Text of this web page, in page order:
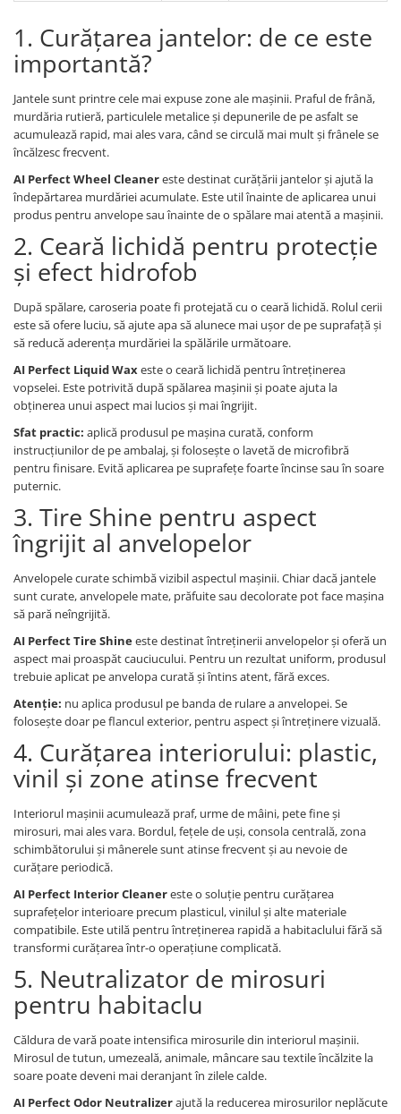
1. Curățarea jantelor: de ce este
importantă?
Jantele sunt printre cele mai expuse zone ale mașinii. Praful de frână,
murdăria rutieră, particulele metalice și depunerile de pe asfalt se
acumulează rapid, mai ales vara, când se circulă mai mult și frânele se
încălzesc frecvent.
AI Perfect Wheel Cleanereste destinat curățării jantelor și ajută la
îndepărtarea murdăriei acumulate. Este util înainte de aplicarea unui
produs pentru anvelope sau înainte de o spălare mai atentă a mașinii.
2. Ceară lichidă pentru protecție
și efect hidrofob
După spălare, caroseria poate fi protejată cu o ceară lichidă. Rolul cerii
este să ofere luciu, să ajute apa să alunece mai ușor de pe suprafață și
să reducă aderența murdăriei la spălările următoare.
AI Perfect Liquid Waxeste o ceară lichidă pentru întreținerea
vopselei. Este potrivită după spălarea mașinii și poate ajuta la
obținerea unui aspect mai lucios și mai îngrijit.
Sfat practic: aplică produsul pe mașina curată, conform
instrucțiunilor de pe ambalaj, și folosește o lavetă de microfibră
pentru finisare. Evită aplicarea pe suprafețe foarte încinse sau în soare
puternic.
3. Tire Shine pentru aspect
îngrijit al anvelopelor
Anvelopele curate schimbă vizibil aspectul mașinii. Chiar dacă jantele
sunt curate, anvelopele mate, prăfuite sau decolorate pot face mașina
să pară neîngrijită.
AI Perfect Tire Shineeste destinat întreținerii anvelopelor și oferă un
aspect mai proaspăt cauciucului. Pentru un rezultat uniform, produsul
trebuie aplicat pe anvelopa curată și întins atent, fără exces.
Atenție: nu aplica produsul pe banda de rulare a anvelopei. Se
folosește doar pe flancul exterior, pentru aspect și întreținere vizuală.
4. Curățarea interiorului: plastic,
vinil și zone atinse frecvent
Interiorul mașinii acumulează praf, urme de mâini, pete fine și
mirosuri, mai ales vara. Bordul, fețele de uși, consola centrală, zona
schimbătorului și mânerele sunt atinse frecvent și au nevoie de
curățare periodică.
AI Perfect Interior Cleanereste o soluție pentru curățarea
suprafețelor interioare precum plasticul, vinilul și alte materiale
compatibile. Este utilă pentru întreținerea rapidă a habitaclului fără să
transformi curățarea într-o operațiune complicată.
5. Neutralizator de mirosuri
pentru habitaclu
Căldura de vară poate intensifica mirosurile din interiorul mașinii.
Mirosul de tutun, umezeală, animale, mâncare sau textile încălzite la
soare poate deveni mai deranjant în zilele calde.
AI Perfect Odor Neutralizerajută la reducerea mirosurilor neplăcute